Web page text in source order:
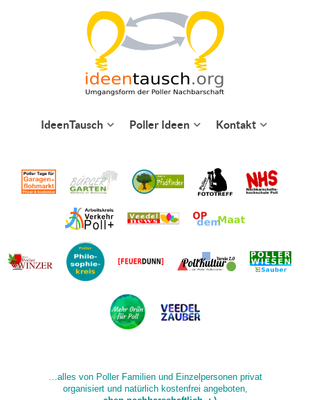
IdeenTausch Poller Ideen Kontakt
…alles von Poller Familien und Einzelpersonen privat
organisiert und natürlich kostenfrei angeboten,